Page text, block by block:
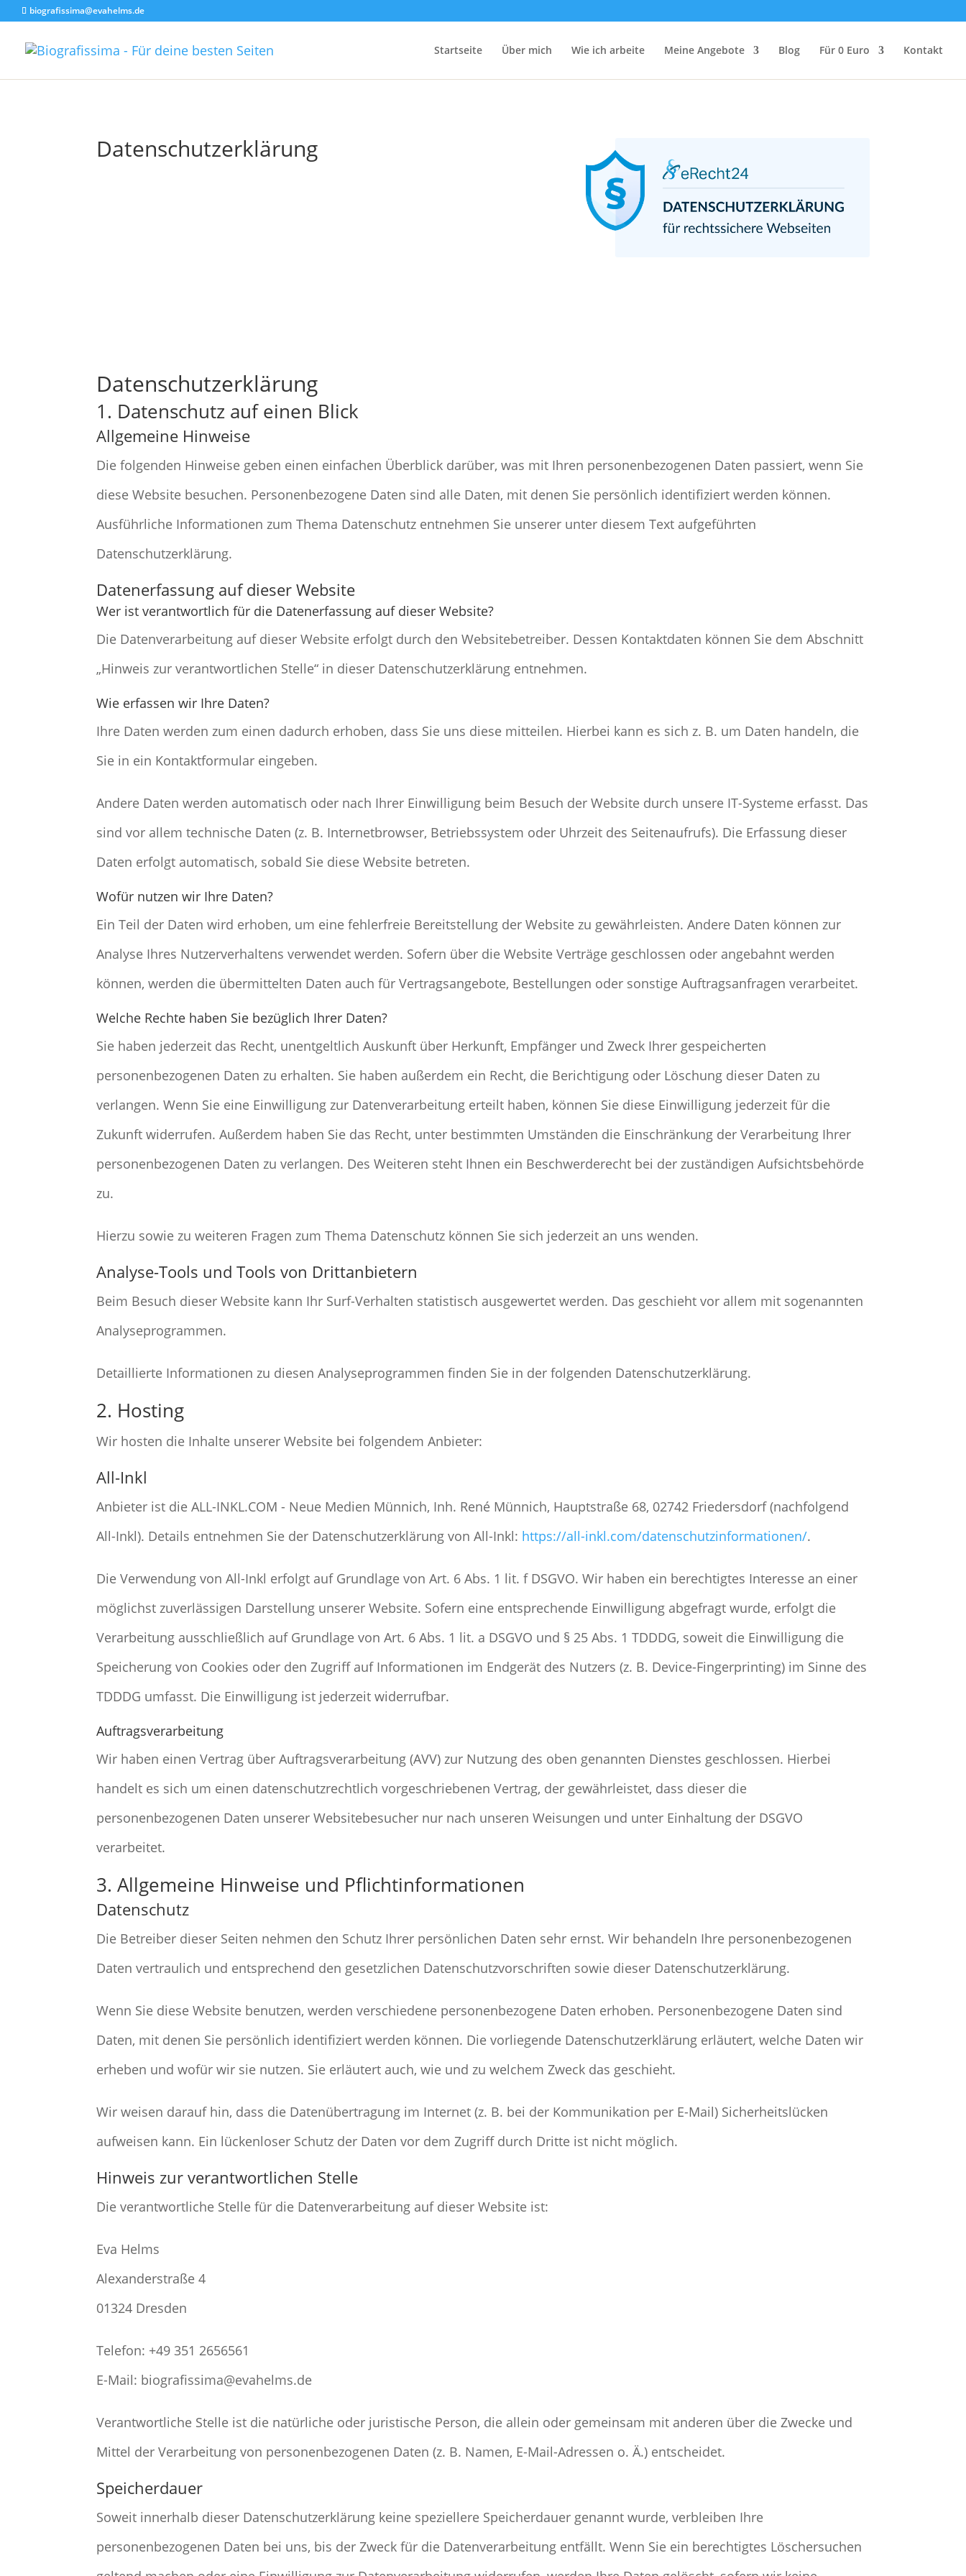
biografissima@evahelms.de
Startseite Über mich Wie ich arbeite Meine Angebote Blog Für 0 Euro Kontakt
Datenschutz­erklärung
Datenschutz­erklärung
1. Datenschutz auf einen Blick
Allgemeine Hinweise
Die folgenden Hinweise geben einen einfachen Überblick darüber, was mit Ihren personenbezogenen Daten passiert, wenn Sie
diese Website besuchen. Personenbezogene Daten sind alle Daten, mit denen Sie persönlich identifiziert werden können.
Ausführliche Informationen zum Thema Datenschutz entnehmen Sie unserer unter diesem Text aufgeführten
Datenschutzerklärung.
Datenerfassung auf dieser Website
Wer ist verantwortlich für die Datenerfassung auf dieser Website?
Die Datenverarbeitung auf dieser Website erfolgt durch den Websitebetreiber. Dessen Kontaktdaten können Sie dem Abschnitt
„Hinweis zur verantwortlichen Stelle“ in dieser Datenschutzerklärung entnehmen.
Wie erfassen wir Ihre Daten?
Ihre Daten werden zum einen dadurch erhoben, dass Sie uns diese mitteilen. Hierbei kann es sich z. B. um Daten handeln, die
Sie in ein Kontaktformular eingeben.
Andere Daten werden automatisch oder nach Ihrer Einwilligung beim Besuch der Website durch unsere IT-Systeme erfasst. Das
sind vor allem technische Daten (z. B. Internetbrowser, Betriebssystem oder Uhrzeit des Seitenaufrufs). Die Erfassung dieser
Daten erfolgt automatisch, sobald Sie diese Website betreten.
Wofür nutzen wir Ihre Daten?
Ein Teil der Daten wird erhoben, um eine fehlerfreie Bereitstellung der Website zu gewährleisten. Andere Daten können zur
Analyse Ihres Nutzerverhaltens verwendet werden. Sofern über die Website Verträge geschlossen oder angebahnt werden
können, werden die übermittelten Daten auch für Vertragsangebote, Bestellungen oder sonstige Auftragsanfragen verarbeitet.
Welche Rechte haben Sie bezüglich Ihrer Daten?
Sie haben jederzeit das Recht, unentgeltlich Auskunft über Herkunft, Empfänger und Zweck Ihrer gespeicherten
personenbezogenen Daten zu erhalten. Sie haben außerdem ein Recht, die Berichtigung oder Löschung dieser Daten zu
verlangen. Wenn Sie eine Einwilligung zur Datenverarbeitung erteilt haben, können Sie diese Einwilligung jederzeit für die
Zukunft widerrufen. Außerdem haben Sie das Recht, unter bestimmten Umständen die Einschränkung der Verarbeitung Ihrer
personenbezogenen Daten zu verlangen. Des Weiteren steht Ihnen ein Beschwerderecht bei der zuständigen Aufsichtsbehörde
zu.
Hierzu sowie zu weiteren Fragen zum Thema Datenschutz können Sie sich jederzeit an uns wenden.
Analyse-Tools und Tools von Dritt­anbietern
Beim Besuch dieser Website kann Ihr Surf-Verhalten statistisch ausgewertet werden. Das geschieht vor allem mit sogenannten
Analyseprogrammen.
Detaillierte Informationen zu diesen Analyseprogrammen finden Sie in der folgenden Datenschutzerklärung.
2. Hosting
Wir hosten die Inhalte unserer Website bei folgendem Anbieter:
All-Inkl
Anbieter ist die ALL-INKL.COM - Neue Medien Münnich, Inh. René Münnich, Hauptstraße 68, 02742 Friedersdorf (nachfolgend
All-Inkl). Details entnehmen Sie der Datenschutzerklärung von All-Inkl: https://all-inkl.com/datenschutzinformationen/.
Die Verwendung von All-Inkl erfolgt auf Grundlage von Art. 6 Abs. 1 lit. f DSGVO. Wir haben ein berechtigtes Interesse an einer
möglichst zuverlässigen Darstellung unserer Website. Sofern eine entsprechende Einwilligung abgefragt wurde, erfolgt die
Verarbeitung ausschließlich auf Grundlage von Art. 6 Abs. 1 lit. a DSGVO und § 25 Abs. 1 TDDDG, soweit die Einwilligung die
Speicherung von Cookies oder den Zugriff auf Informationen im Endgerät des Nutzers (z. B. Device-Fingerprinting) im Sinne des
TDDDG umfasst. Die Einwilligung ist jederzeit widerrufbar.
Auftragsverarbeitung
Wir haben einen Vertrag über Auftragsverarbeitung (AVV) zur Nutzung des oben genannten Dienstes geschlossen. Hierbei
handelt es sich um einen datenschutzrechtlich vorgeschriebenen Vertrag, der gewährleistet, dass dieser die
personenbezogenen Daten unserer Websitebesucher nur nach unseren Weisungen und unter Einhaltung der DSGVO
verarbeitet.
3. Allgemeine Hinweise und Pflicht­informationen
Datenschutz
Die Betreiber dieser Seiten nehmen den Schutz Ihrer persönlichen Daten sehr ernst. Wir behandeln Ihre personenbezogenen
Daten vertraulich und entsprechend den gesetzlichen Datenschutzvorschriften sowie dieser Datenschutzerklärung.
Wenn Sie diese Website benutzen, werden verschiedene personenbezogene Daten erhoben. Personenbezogene Daten sind
Daten, mit denen Sie persönlich identifiziert werden können. Die vorliegende Datenschutzerklärung erläutert, welche Daten wir
erheben und wofür wir sie nutzen. Sie erläutert auch, wie und zu welchem Zweck das geschieht.
Wir weisen darauf hin, dass die Datenübertragung im Internet (z. B. bei der Kommunikation per E-Mail) Sicherheitslücken
aufweisen kann. Ein lückenloser Schutz der Daten vor dem Zugriff durch Dritte ist nicht möglich.
Hinweis zur verantwortlichen Stelle
Die verantwortliche Stelle für die Datenverarbeitung auf dieser Website ist:
Eva Helms
Alexanderstraße 4
01324 Dresden
Telefon: +49 351 2656561
E-Mail: biografissima@evahelms.de
Verantwortliche Stelle ist die natürliche oder juristische Person, die allein oder gemeinsam mit anderen über die Zwecke und
Mittel der Verarbeitung von personenbezogenen Daten (z. B. Namen, E-Mail-Adressen o. Ä.) entscheidet.
Speicherdauer
Soweit innerhalb dieser Datenschutzerklärung keine speziellere Speicherdauer genannt wurde, verbleiben Ihre
personenbezogenen Daten bei uns, bis der Zweck für die Datenverarbeitung entfällt. Wenn Sie ein berechtigtes Löschersuchen